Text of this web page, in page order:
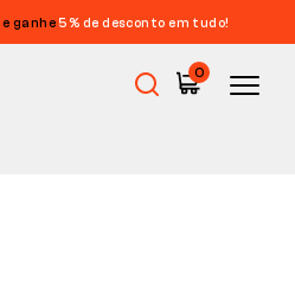
e ganhe 5% de desconto em tudo!
0